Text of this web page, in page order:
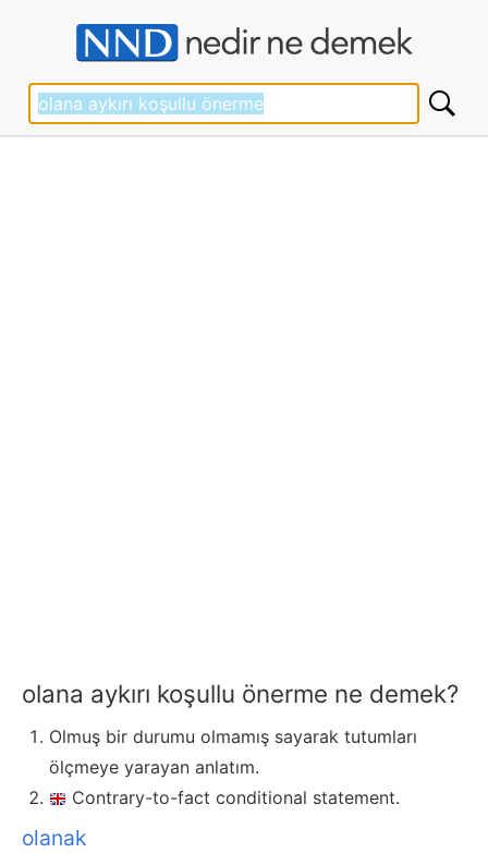
olana aykırı koşullu önerme ne demek?
Olmuş bir durumu olmamış sayarak tutumları
ölçmeye yarayan anlatım.
Contrary-to-fact conditional statement.
olanak